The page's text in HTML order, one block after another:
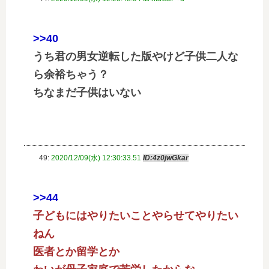
>>40
うち君の男女逆転した版やけど子供二人な
ら余裕ちゃう？
ちなまだ子供はいない
49: 2020/12/09(水) 12:30:33.51 ID:4z0jwGkar
>>44
子どもにはやりたいことやらせてやりたい
ねん
医者とか留学とか